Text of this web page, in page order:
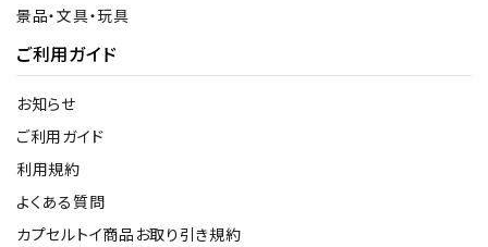
景品・文具・玩具
ご利用ガイド
お知らせ
ご利用ガイド
利用規約
よくある質問
カプセルトイ商品お取り引き規約